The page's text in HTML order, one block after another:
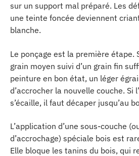
sur un support mal préparé. Les
une teinte foncée deviennent
blanche.
Le ponçage est la première étape.
grain moyen suivi d’un grain fin
peinture en bon état, un léger
d’accrocher la nouvelle couche. Si
s’écaille, il faut décaper jusqu’au
L’application d’une sous-couche
d’accrochage) spéciale bois est
Elle bloque les tanins du bois, qui